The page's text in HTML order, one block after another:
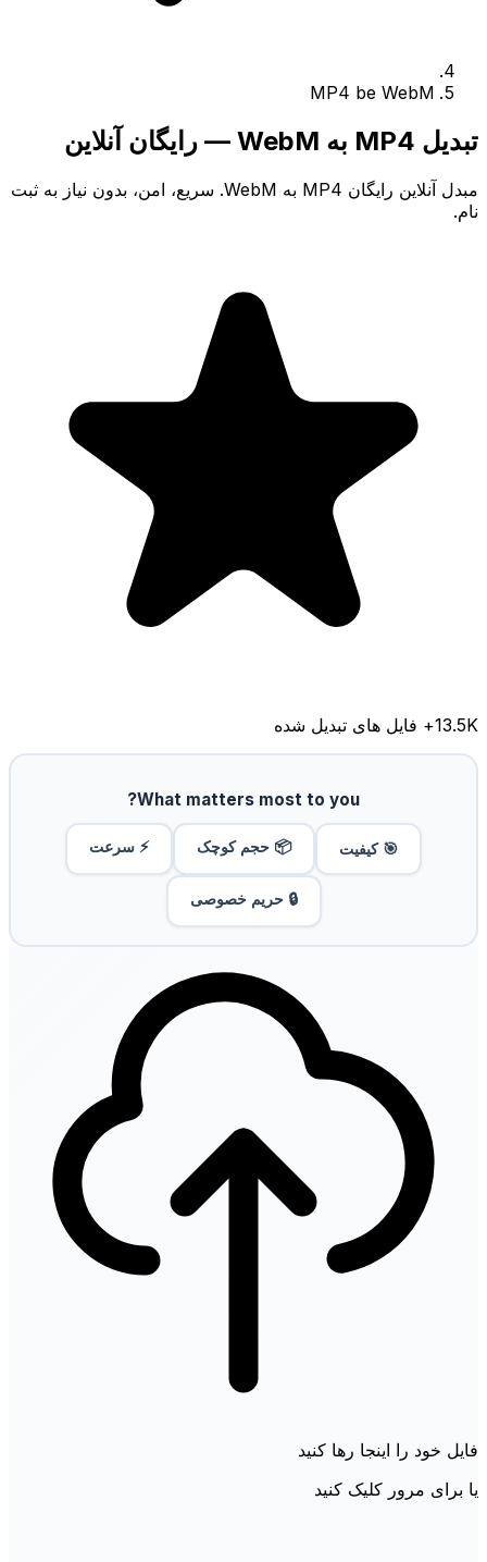
MP4 be WebM
تبدیل MP4 به WebM — رایگان آنلاین
مبدل آنلاین رایگان MP4 به WebM. سریع، امن، بدون نیاز به ثبت
نام.
13.5K+ فایل های تبدیل شده
What matters most to you?
🎯 کیفیت 📦 حجم کوچک ⚡ سرعت
🔒 حریم خصوصی
فایل خود را اینجا رها کنید
یا برای مرور کلیک کنید